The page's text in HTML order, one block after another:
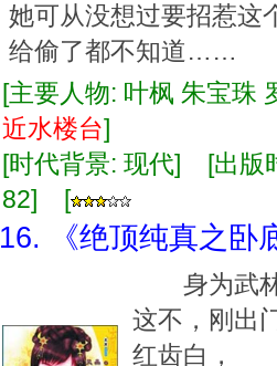
她可从没想过要招惹这
给偷了都不知道……
[主要人物: 叶枫 朱宝
近水楼台]
[时代背景: 现代] [出
82] [
16. 《绝顶纯真之卧
身为武
这不，刚
红齿白，